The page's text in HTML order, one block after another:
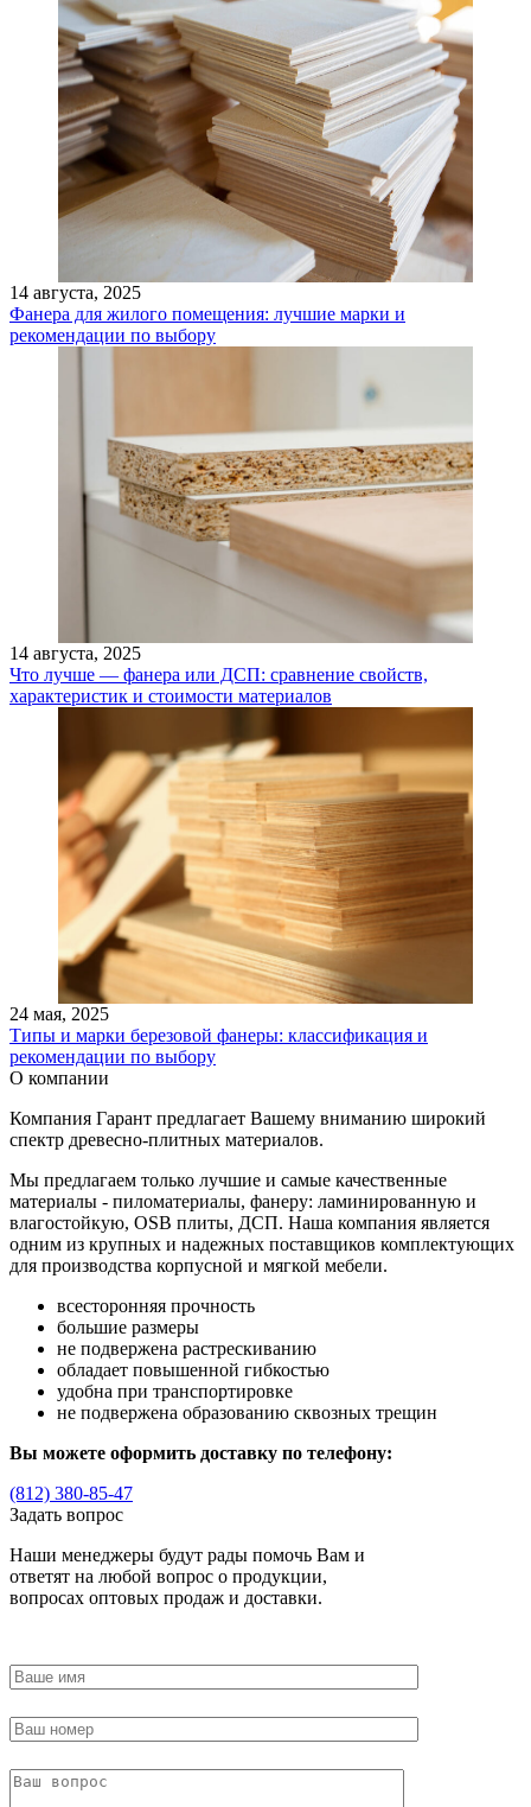
14 августа, 2025
Фанера для жилого помещения: лучшие марки и
рекомендации по выбору
14 августа, 2025
Что лучше — фанера или ДСП: сравнение свойств,
характеристик и стоимости материалов
24 мая, 2025
Типы и марки березовой фанеры: классификация и
рекомендации по выбору
О компании
Компания Гарант предлагает Вашему вниманию широкий
спектр древесно-плитных материалов.
Мы предлагаем только лучшие и самые качественные
материалы - пиломатериалы, фанеру: ламинированную и
влагостойкую, OSB плиты, ДСП. Наша компания является
одним из крупных и надежных поставщиков комплектующих
для производства корпусной и мягкой мебели.
всесторонняя прочность
большие размеры
не подвержена растрескиванию
обладает повышенной гибкостью
удобна при транспортировке
не подвержена образованию сквозных трещин
Вы можете оформить доставку по телефону:
(812) 380-85-47
Задать вопрос
Наши менеджеры будут рады помочь Вам и
ответят на любой вопрос о продукции,
вопросах оптовых продаж и доставки.